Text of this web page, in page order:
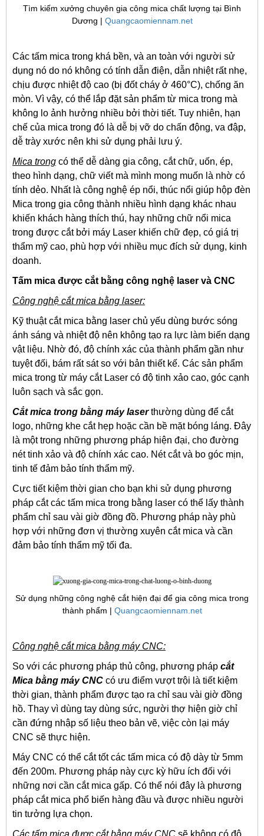
Tìm kiếm xưởng chuyên gia công mica chất lượng tại Bình
Dương | Quangcaomiennam.net
Các tấm mica trong khá bền, và an toàn với người sử
dụng nó do nó không có tính dẫn điện, dẫn nhiệt rất nhẹ,
chịu được nhiệt độ cao (bị đốt cháy ở 460°C), chống ăn
mòn. Vì vậy, có thể lắp đặt sản phẩm từ mica trong mà
không lo ảnh hưởng nhiều bởi thời tiết. Tuy nhiên, hạn
chế của mica trong đó là dễ bị vỡ do chấn động, va đập,
dễ trày xước nên khi sử dụng phải lưu ý.
Mica trong có thể dễ dàng gia công, cắt chữ, uốn, ép,
theo hình dạng, chữ viết mà mình mong muốn là nhờ có
tính dẻo. Nhất là công nghệ ép nổi, thúc nổi giúp hộp đèn
Mica trong gia công thành nhiều hình dạng khác nhau
khiến khách hàng thích thú, hay những chữ nổi mica
trong được cắt bởi máy Laser khiến chữ đẹp, có giá trị
thẩm mỹ cao, phù hợp với nhiều mục đích sử dụng, kinh
doanh.
Tấm mica được cắt bằng công nghệ laser và CNC
Công nghệ cắt mica bằng laser:
Kỹ thuật cắt mica bằng laser chủ yếu dùng bước sóng
ánh sáng và nhiệt độ nên không tạo ra lực làm biến dạng
vật liệu. Nhờ đó, độ chính xác của thành phẩm gần như
tuyệt đối, bám rất sát so với bản thiết kế. Các sản phẩm
mica trong từ máy cắt Laser có độ tinh xảo cao, góc cạnh
luôn sạch và sắc gọn.
Cắt mica trong bằng máy laserthường dùng để cắt
logo, những khe cắt hẹp hoặc cần bề mặt bóng láng. Đây
là một trong những phương pháp hiện đại, cho đường
nét tinh xảo và độ chính xác cao. Nét cắt và bo góc mịn,
tinh tế đảm bảo tính thẩm mỹ.
Cực tiết kiệm thời gian cho bạn khi sử dụng phương
pháp cắt các tấm mica trong bằng laser có thể lấy thành
phẩm chỉ sau vài giờ đồng đồ. Phương pháp này phù
hợp với những đơn vị thường xuyên cắt mica và cần
đảm bảo tính thẩm mỹ tối đa.
Sử dụng những công nghệ cắt hiện đại để gia công mica trong
thành phẩm | Quangcaomiennam.net
Công nghệ cắt mica bằng máy CNC:
So với các phương pháp thủ công, phương pháp cắt
Mica bằng máy CNC có ưu điểm vượt trội là tiết kiệm
thời gian, thành phẩm được tạo ra chỉ sau vài giờ đồng
hồ. Thay vì dùng tay dùng sức, người thợ hiện giờ chỉ
cần đứng nhập số liệu theo bản vẽ, việc còn lại máy
CNC sẽ thực hiện.
Máy CNC có thể cắt tốt các tấm mica có độ dày từ 5mm
đến 200m. Phương pháp này cực kỳ hữu ích đối với
những nơi cần cắt mica gấp. Có thể nói đây là phương
pháp cắt mica phổ biến hàng đầu và được nhiều người
tin tưởng lựa chọn.
Các tấm mica được cắt bằng máy CNC sẽ không có độ